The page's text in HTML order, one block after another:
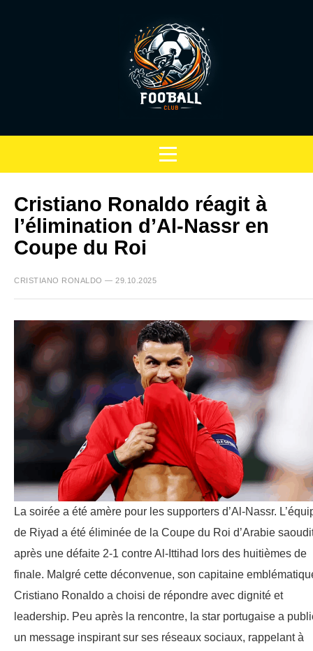
Cristiano Ronaldo réagit à
l’élimination d’Al-Nassr en
Coupe du Roi
CRISTIANO RONALDO — 29.10.2025
La soirée a été amère pour les supporters d’Al-Nassr.
de Riyad a été éliminée de la Coupe du Roi d’Arabie
après une défaite 2-1 contre Al-Ittihad lors des huitièmes de
finale. Malgré cette déconvenue, son capitaine
Cristiano Ronaldo a choisi de répondre avec dignité et
leadership. Peu après la rencontre, la star portugaise a
un message inspirant sur ses réseaux sociaux, rappelant à